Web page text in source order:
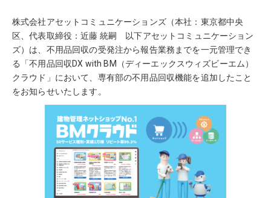
株式会社アセットコミュニケーションズ（本社：東京都中央
区、代表取締役：近藤 統嗣 以下アセットコミュニケーション
ズ）は、不用品回収の受発注から報告業務までを一元管理でき
る「不用品回収DX with BM（ディーエックスウィズビーエム）
クラウド」において、専有部の不用品回収機能を追加したこと
をお知らせいたします。